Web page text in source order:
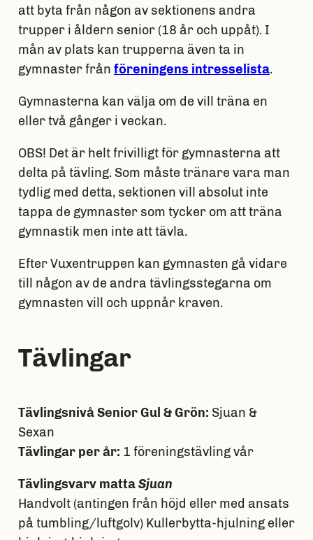
att byta från någon av sektionens andra
trupper i åldern senior (18 år och uppåt). I
mån av plats kan trupperna även ta in
gymnaster från föreningens intresselista.
Gymnasterna kan välja om de vill träna en
eller två gånger i veckan.
OBS! Det är helt frivilligt för gymnasterna att
delta på tävling. Som måste tränare vara man
tydlig med detta, sektionen vill absolut inte
tappa de gymnaster som tycker om att träna
gymnastik men inte att tävla.
Efter Vuxentruppen kan gymnasten gå vidare
till någon av de andra tävlingsstegarna om
gymnasten vill och uppnår kraven.
Tävlingar
Tävlingsnivå Senior Gul & Grön: Sjuan &
Sexan
Tävlingar per år: 1 föreningstävling vår
Tävlingsvarv mattaSjuan
Handvolt (antingen från höjd eller med ansats
på tumbling/luftgolv) Kullerbytta-hjulning eller